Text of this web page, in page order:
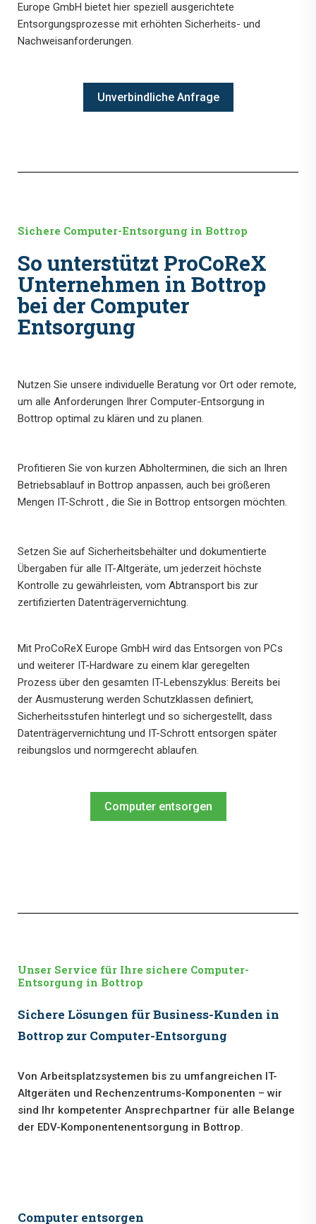
Europe GmbH bietet hier speziell ausgerichtete
Entsorgungsprozesse mit erhöhten Sicherheits- und
Nachweisanforderungen.
Unverbindliche Anfrage
Sichere Computer-Entsorgung in Bottrop
So unterstützt ProCoReX
Unternehmen in Bottrop
bei der Computer
Entsorgung
Nutzen Sie unsere individuelle Beratung vor Ort oder remote,
um alle Anforderungen Ihrer Computer-Entsorgung in
Bottrop optimal zu klären und zu planen.
Profitieren Sie von kurzen Abholterminen, die sich an Ihren
Betriebsablauf in Bottrop anpassen, auch bei größeren
Mengen IT-Schrott , die Sie in Bottrop entsorgen möchten.
Setzen Sie auf Sicherheitsbehälter und dokumentierte
Übergaben für alle IT-Altgeräte, um jederzeit höchste
Kontrolle zu gewährleisten, vom Abtransport bis zur
zertifizierten Datenträgervernichtung.
Mit ProCoReX Europe GmbH wird das Entsorgen von PCs
und weiterer IT-Hardware zu einem klar geregelten
Prozess über den gesamten IT-Lebenszyklus: Bereits bei
der Ausmusterung werden Schutzklassen definiert,
Sicherheitsstufen hinterlegt und so sichergestellt, dass
Datenträgervernichtung und IT-Schrott entsorgen später
reibungslos und normgerecht ablaufen.
Computer entsorgen
Unser Service für Ihre sichere Computer-
Entsorgung in Bottrop
Sichere Lösungen für Business-Kunden in
Bottrop zur Computer-Entsorgung
Von Arbeitsplatzsystemen bis zu umfangreichen IT-
Altgeräten und Rechenzentrums-Komponenten – wir
sind Ihr kompetenter Ansprechpartner für alle Belange
der EDV-Komponentenentsorgung in Bottrop.
Computer entsorgen